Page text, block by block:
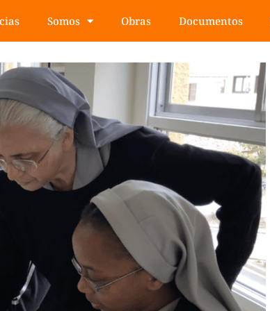
Somos Obras Documentos